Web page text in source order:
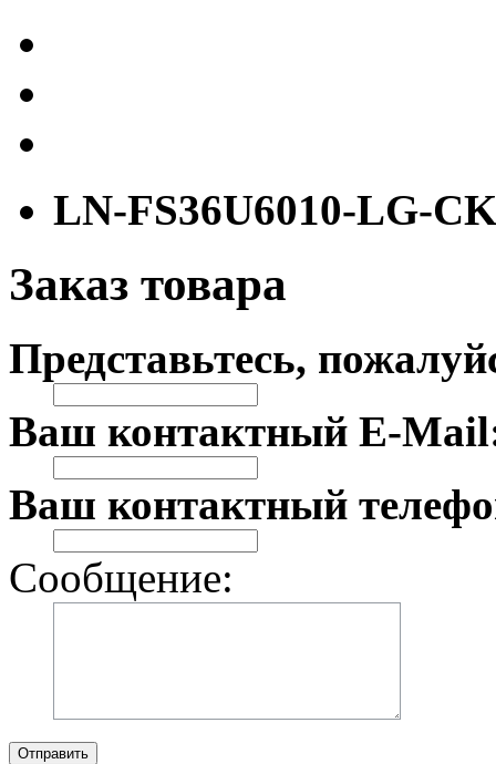
LN-FS36U6010-LG-
Заказ товара
Представьтесь,
Ваш контактный E-
Ваш контактный
Сообщение:
Отправить